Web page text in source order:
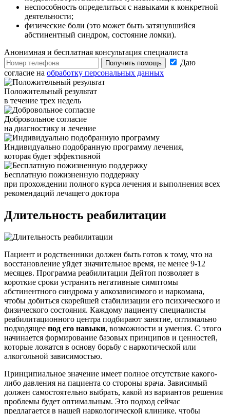
неспособность определиться с навыками к конкретной
деятельности;
физические боли (это может быть затянувшийся
абстинентный синдром, состояние ломки).
Анонимная и бесплатная консультация специалиста
Получить помощь
Даю
согласие на обработку персональных данных
Положительный результат
в течение трех недель
Добровольное согласие
на диагностику и лечение
Индивидуально подобранную программу лечения,
которая будет эффективной
Бесплатную пожизненную поддержку
при прохождении полного курса лечения и выполнения всех
рекомендаций лечащего доктора
Длительность реабилитации
Пациент и родственники должен быть готов к тому, что на
восстановление уйдет значительное время, не менее 9-12
месяцев. Программа реабилитации Дейтоп позволяет в
короткие сроки устранить негативные симптомы
абстинентного синдрома у алкозависимого и наркомана,
чтобы добиться скорейшей стабилизации его психического и
физического состояния. Каждому пациенту специалисты
реабилитационного центра подбирают занятие, оптимально
подходящее под его навыки, возможности и умения. С этого
начинается формирование базовых принципов и ценностей,
которые ложатся в основу борьбу с наркотической или
алкогольной зависимостью.
Принципиальное значение имеет полное отсутствие какого-
либо давления на пациента со стороны врача. Зависимый
должен самостоятельно выбрать, какой из вариантов решения
проблемы будет оптимальным. Это подход сейчас
предлагается в нашей наркологической клинике, чтобы